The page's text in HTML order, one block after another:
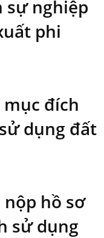
sự nghiệp
phi
đích
dụng đất
nộp hồ sơ
sử dụng